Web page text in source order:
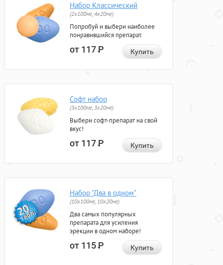
Набор Классический
(2x100мг, 4x20мг)
Попробуй и выбери наиболее
понравившийся препарат.
от 117Р Купить
Софт набор
(3x100мг, 3x20мг)
Выбери софт-препарат на свой
вкус!
от 117Р Купить
Набор "Два в одном"
(10x100мг, 10x20мг)
Два самых популярных
препарата для усиления
эрекции в одном наборе!
от 115Р Купить